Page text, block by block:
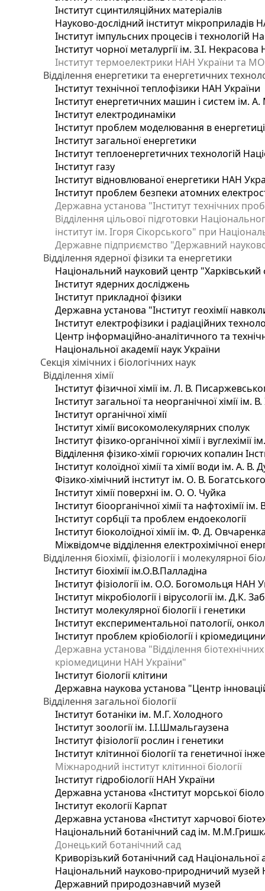
Інститут сцинтиляційних матеріалів
Науково-дослідний інститут мікроприладів
Інститут імпульсних процесів і технологій
Інститут чорної металургії ім. З.І.
Інститут термоелектрики НАН України та
Відділення енергетики та енергетичних
Інститут технічної теплофізики НАН України
Інститут енергетичних машин і систем ім.
Інститут електродинаміки
Інститут проблем моделювання в
Інститут загальної енергетики
Інститут теплоенергетичних технологій
Інститут газу
Інститут відновлюваної енергетики НАН
Інститут проблем безпеки атомних
Державна установа "Інститут технічних
Відділення цільової підготовки
інститут ім. Ігоря Сікорського" при
Державне підприємство "Державний
Відділення ядерної фізики та енергетики
Національний науковий центр "Харківський
Інститут ядерних досліджень
Інститут прикладної фізики
Державна установа "Інститут геохімії
Інститут електрофізики і радіаційних
Центр інформаційно-аналітичного та
Національної академії наук України
Секція хімічних і біологічних наук
Відділення хімії
Інститут фізичної хімії ім. Л. В.
Інститут загальної та неорганічної хімії ім.
Інститут органічної хімії
Інститут хімії високомолекулярних сполук
Інститут фізико-органічної хімії і
Відділення фізико-хімії горючих копалин
Інститут колоїдної хімії та хімії води ім. А.
Фізико-хімічний інститут ім. О. В.
Інститут хімії поверхні ім. О. О. Чуйка
Інститут біоорганічної хімії та нафтохімії
Інститут сорбції та проблем ендоекології
Інститут біоколоїдної хімії ім. Ф. Д.
Міжвідомче відділення електрохімічної
Відділення біохімії, фізіології і молекулярної
Інститут біохімії ім.О.В.Палладіна
Інститут фізіології ім. О.О. Богомольця НАН
Інститут мікробіології і вірусології ім. Д.К.
Інститут молекулярної біології і генетики
Інститут експериментальної патології,
Інститут проблем кріобіології і
Державна установа "Відділення
кріомедицини НАН України"
Інститут біології клітини
Державна наукова установа "Центр
Відділення загальної біології
Інститут ботаніки ім. М.Г. Холодного
Інститут зоології ім. І.І.Шмальгаузена
Інститут фізіології рослин і генетики
Інститут клітинної біології та генетичної
Міжнародний інститут клітинної біології
Інститут гідробіології НАН України
Державна установа «Інститут морської
Інститут екології Карпат
Державна установа «Інститут харчової
Національний ботанічний сад ім.
Донецький ботанічний сад
Криворізький ботанічний сад Національної
Національний науково-природничий музей
Державний природознавчий музей